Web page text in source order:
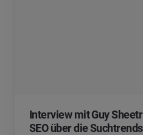
Interview mit Guy
SEO über die